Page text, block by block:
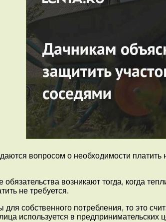
вопросом о необходимости
возникают тогда, когда
не требуется.
собственного потребления, то это
используется в предпринимательских